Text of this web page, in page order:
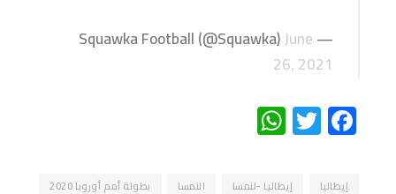
— Squawka Football (@Squawka)
June
26, 2021
Facebook
Twitter
WhatsApp
إيطاليا إيطاليا -لنمسا النمسا بطولة أمم أوروبا 2020